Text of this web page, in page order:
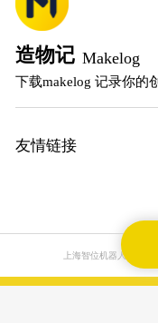
造物记 Makelog
下载makelog 记录你的
友情链接
上海智位机器人股份有